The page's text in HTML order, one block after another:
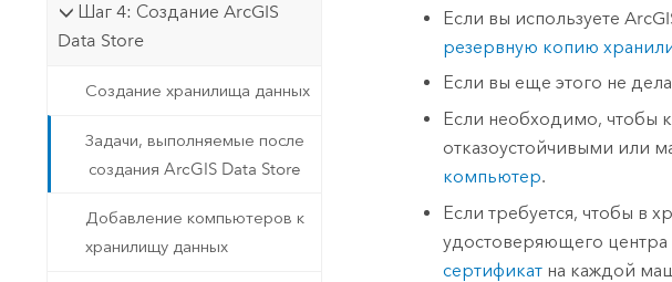
Шаг 4: Создание ArcGIS
Data Store
Создание хранилища данных
Задачи, выполняемые после
создания ArcGIS Data Store
Добавление компьютеров к
хранилищу данных
Если вы используете
резервную копию
Если вы еще этого не
Если необходимо, чтобы
отказоустойчивыми или
компьютер.
Если требуется, чтобы в
удостоверяющего
сертификатна каждой